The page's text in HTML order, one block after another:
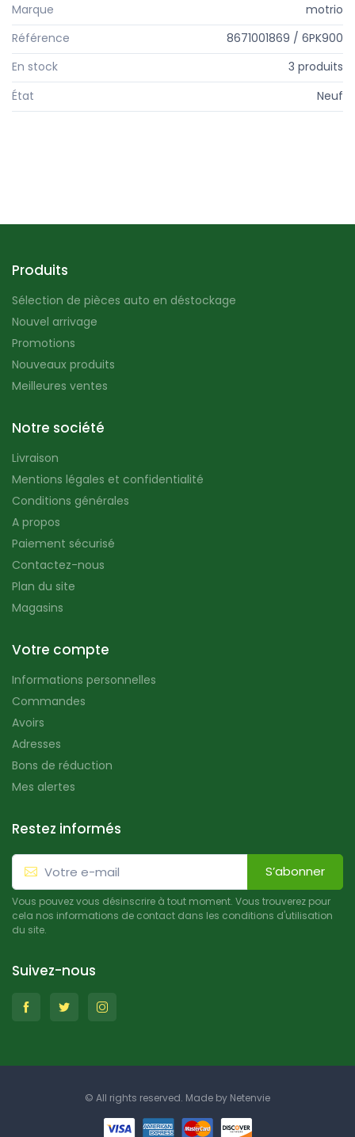
Marque
motrio
Référence
8671001869 / 6PK900
En stock
3 produits
État
Neuf
Produits
Sélection de pièces auto en déstockage
Nouvel arrivage
Promotions
Nouveaux produits
Meilleures ventes
Notre société
Livraison
Mentions légales et confidentialité
Conditions générales
A propos
Paiement sécurisé
Contactez-nous
Plan du site
Magasins
Votre compte
Informations personnelles
Commandes
Avoirs
Adresses
Bons de réduction
Mes alertes
Restez informés
S’abonner
Vous pouvez vous désinscrire à tout moment. Vous trouverez pour
cela nos informations de contact dans les conditions d'utilisation
du site.
Suivez-nous
© All rights reserved. Made by Netenvie